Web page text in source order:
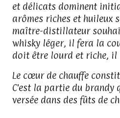
et délicats dominent
arômes riches et huileux
maître-distillateur
whisky léger, il fera la
doit être lourd et riche,
Le cœur de chauffe
C'est la partie du brandy
versée dans des fûts de